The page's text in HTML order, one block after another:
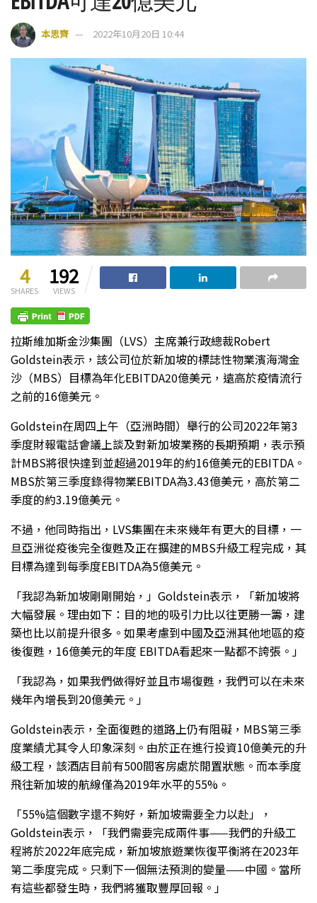
本思齊 2022年10月20日 10:44
4
SHARES
192
VIEWS
拉斯維加斯金沙集團（LVS）主席兼行政總裁Robert
Goldstein表示，該公司位於新加坡的標誌性物業濱海灣金
沙（MBS）目標為年化EBITDA20億美元，遠高於疫情流行
之前的16億美元。
Goldstein在周四上午（亞洲時間）舉行的公司2022年第3
季度財報電話會議上談及對新加坡業務的長期預期，表示預
計MBS將很快達到並超過2019年的約16億美元的EBITDA。
MBS於第三季度錄得物業EBITDA為3.43億美元，高於第二
季度的約3.19億美元。
不過，他同時指出，LVS集團在未來幾年有更大的目標，一
旦亞洲從疫後完全復甦及正在擴建的MBS升級工程完成，其
目標為達到每季度EBITDA為5億美元。
「我認為新加坡剛剛開始，」Goldstein表示，「新加坡將
大幅發展。理由如下：目的地的吸引力比以往更勝一籌，建
築也比以前提升很多。如果考慮到中國及亞洲其他地區的疫
後復甦，16億美元的年度 EBITDA看起來一點都不誇張。」
「我認為，如果我們做得好並且市場復甦，我們可以在未來
幾年內增長到20億美元。」
Goldstein表示，全面復甦的道路上仍有阻礙，MBS第三季
度業績尤其令人印象深刻。由於正在進行投資10億美元的升
級工程，該酒店目前有500間客房處於閒置狀態。而本季度
飛往新加坡的航線僅為2019年水平的55%。
「55%這個數字還不夠好，新加坡需要全力以赴」，
Goldstein表示，「我們需要完成兩件事——我們的升級工
程將於2022年底完成，新加坡旅遊業恢復平衡將在2023年
第二季度完成。只剩下一個無法預測的變量——中國。當所
有這些都發生時，我們將獲取豐厚回報。」